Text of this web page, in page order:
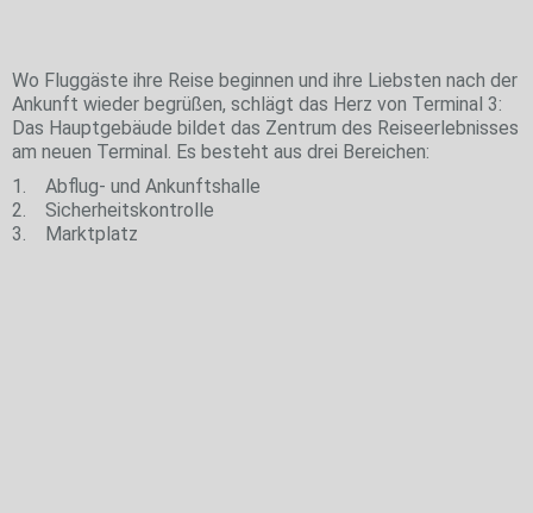
Wo Fluggäste ihre Reise beginnen und ihre Liebsten nach der
Ankunft wieder begrüßen, schlägt das Herz von Terminal 3:
Das Hauptgebäude bildet das Zentrum des Reiseerlebnisses
am neuen Terminal. Es besteht aus drei Bereichen:
1. Abflug- und Ankunftshalle
2. Sicherheitskontrolle
3. Marktplatz